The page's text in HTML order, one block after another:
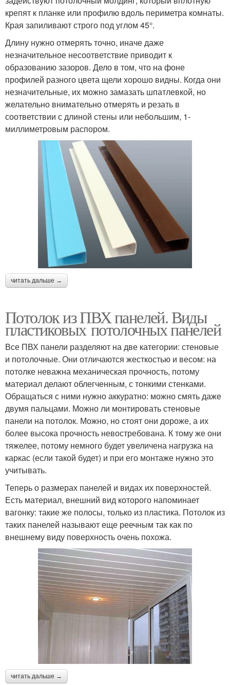
крепят к планке или профилю вдоль периметра комнаты.
Края запиливают строго под углом 45°.
Длину нужно отмерять точно, иначе даже
незначительное несоответствие приводит к
образованию зазоров. Дело в том, что на фоне
профилей разного цвета щели хорошо видны. Когда они
незначительные, их можно замазать шпатлевкой, но
желательно внимательно отмерять и резать в
соответствии с длиной стены или небольшим, 1-
миллиметровым распором.
читать дальше →
Потолок из ПВХ панелей. Виды
пластиковых потолочных панелей
Все ПВХ панели разделяют на две категории: стеновые
и потолочные. Они отличаются жесткостью и весом: на
потолке неважна механическая прочность, потому
материал делают облегченным, с тонкими стенками.
Обращаться с ними нужно аккуратно: можно смять даже
двумя пальцами. Можно ли монтировать стеновые
панели на потолок. Можно, но стоят они дороже, а их
более высока прочность невостребована. К тому же они
тяжелее, потому немного будет увеличена нагрузка на
каркас (если такой будет) и при его монтаже нужно это
учитывать.
Теперь о размерах панелей и видах их поверхностей.
Есть материал, внешний вид которого напоминает
вагонку: такие же полосы, только из пластика. Потолок из
таких панелей называют еще реечным так как по
внешнему виду поверхность очень похожа.
читать дальше →